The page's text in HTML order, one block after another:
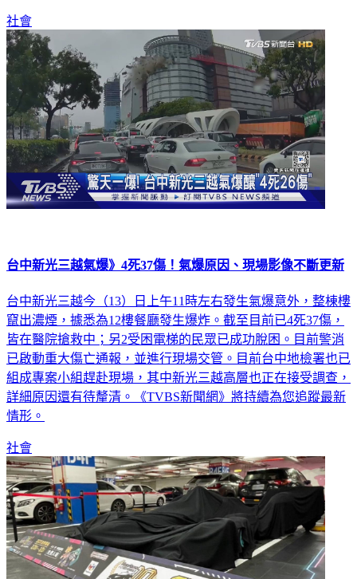
社會
台中新光三越氣爆》4死37傷！氣爆原因、現場影像不斷更新
台中新光三越今（13）日上午11時左右發生氣爆意外，整棟樓
竄出濃煙，據悉為12樓餐廳發生爆炸。截至目前已4死37傷，
皆在醫院搶救中；另2受困電梯的民眾已成功脫困。目前警消
已啟動重大傷亡通報，並進行現場交管。目前台中地檢署也已
組成專案小組趕赴現場，其中新光三越高層也正在接受調查，
詳細原因還有待釐清。《TVBS新聞網》將持續為您追蹤最新
情形。
社會